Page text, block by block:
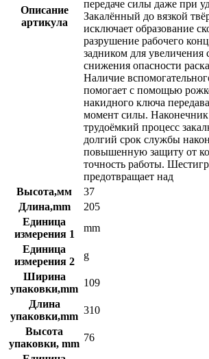
Описание
артикула
передаче силы даже при
Закалённый до вязкой
исключает образование
разрушение рабочего
задником для увеличения
снижения опасности
Наличие
помогает с помощью
накидного ключа
момент силы.
трудоёмкий процесс
долгий срок службы
повышенную защиту от
точность работы.
предотвращает над
Высота,мм
37
Длина,mm
205
Единица
измерения 1
mm
Единица
измерения 2
g
Ширина
упаковки,mm
109
Длина
упаковки,mm
310
Высота
упаковки, mm
76